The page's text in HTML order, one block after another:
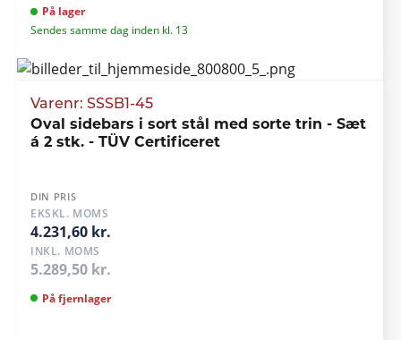
På lager
Sendes samme dag inden kl. 13
Varenr: SSSB1-45
Oval sidebars i sort stål med sorte trin - Sæt
á 2 stk. - TÜV Certificeret
DIN PRIS
EKSKL. MOMS
4.231,60 kr.
INKL. MOMS
5.289,50 kr.
På fjernlager